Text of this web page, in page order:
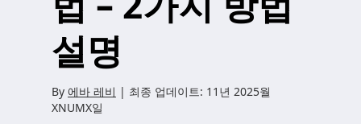
설명
By 에바 레비 | 최종 업데이트: 11년 2025월
XNUMX일